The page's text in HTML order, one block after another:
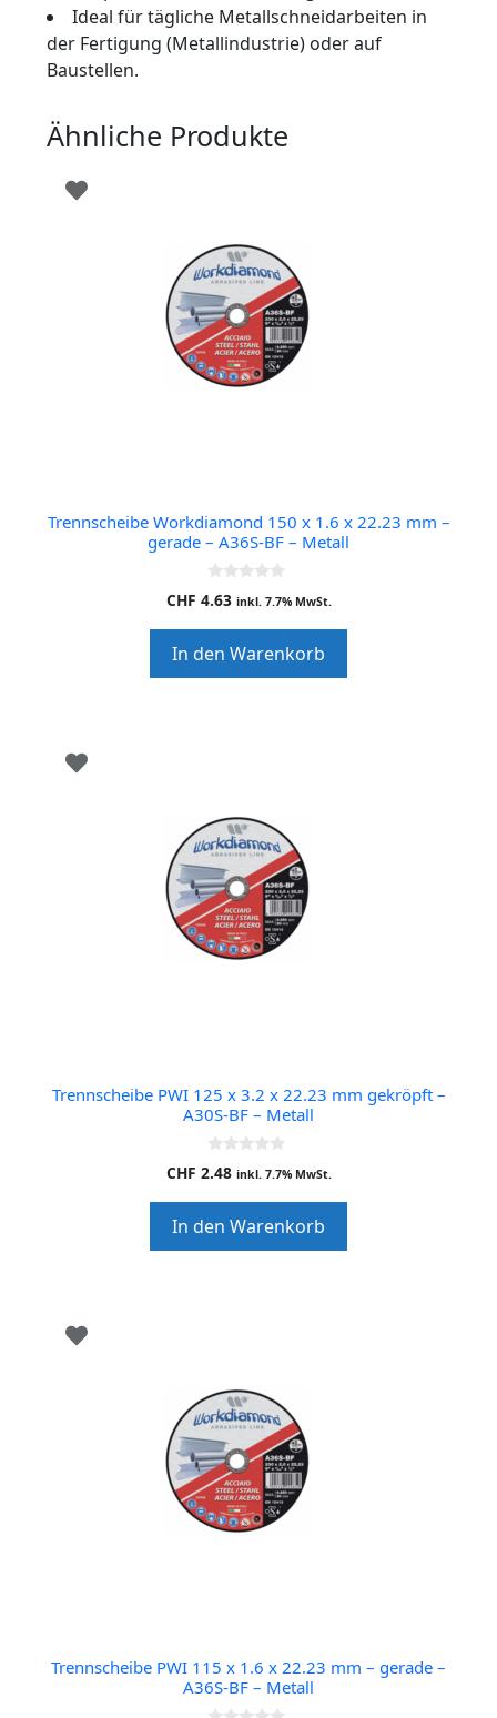
Ideal für tägliche Metallschneidarbeiten in
der Fertigung (Metallindustrie) oder auf
Baustellen.
Ähnliche Produkte
Trennscheibe Workdiamond 150 x 1.6 x 22.23 mm –
gerade – A36S-BF – Metall
0
o
o
f
5
CHF 4.63 inkl. 7.7% MwSt.
In den Warenkorb
Trennscheibe PWI 125 x 3.2 x 22.23 mm gekröpft –
A30S-BF – Metall
0
o
o
f
5
CHF 2.48 inkl. 7.7% MwSt.
In den Warenkorb
Trennscheibe PWI 115 x 1.6 x 22.23 mm – gerade –
A36S-BF – Metall